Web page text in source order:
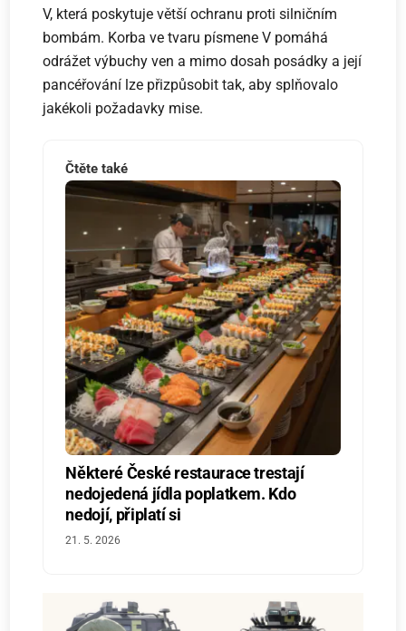
V, která poskytuje větší ochranu proti silničním
bombám. Korba ve tvaru písmene V pomáhá
odrážet výbuchy ven a mimo dosah posádky a její
pancéřování lze přizpůsobit tak, aby splňovalo
jakékoli požadavky mise.
Čtěte také
Některé České restaurace trestají
nedojedená jídla poplatkem. Kdo
nedojí, připlatí si
21. 5. 2026